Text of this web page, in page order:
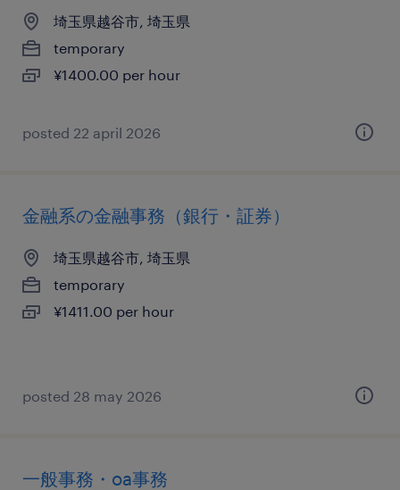
埼玉県越谷市, 埼玉県
temporary
¥1400.00 per hour
posted 22 april 2026
金融系の金融事務（銀行・証券）
埼玉県越谷市, 埼玉県
temporary
¥1411.00 per hour
posted 28 may 2026
一般事務・oa事務